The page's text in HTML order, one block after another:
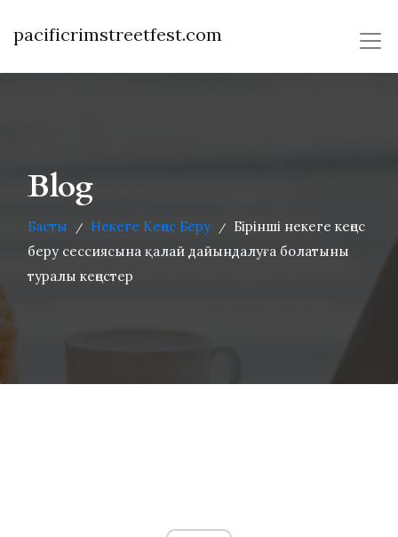
pacificrimstreetfest.com
Blog
Басты / Некеге Кеңес Беру /
Бірінші некеге кеңес
беру сессиясына қалай дайындалуға болатыны
туралы кеңестер